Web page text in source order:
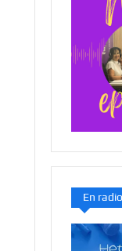
En